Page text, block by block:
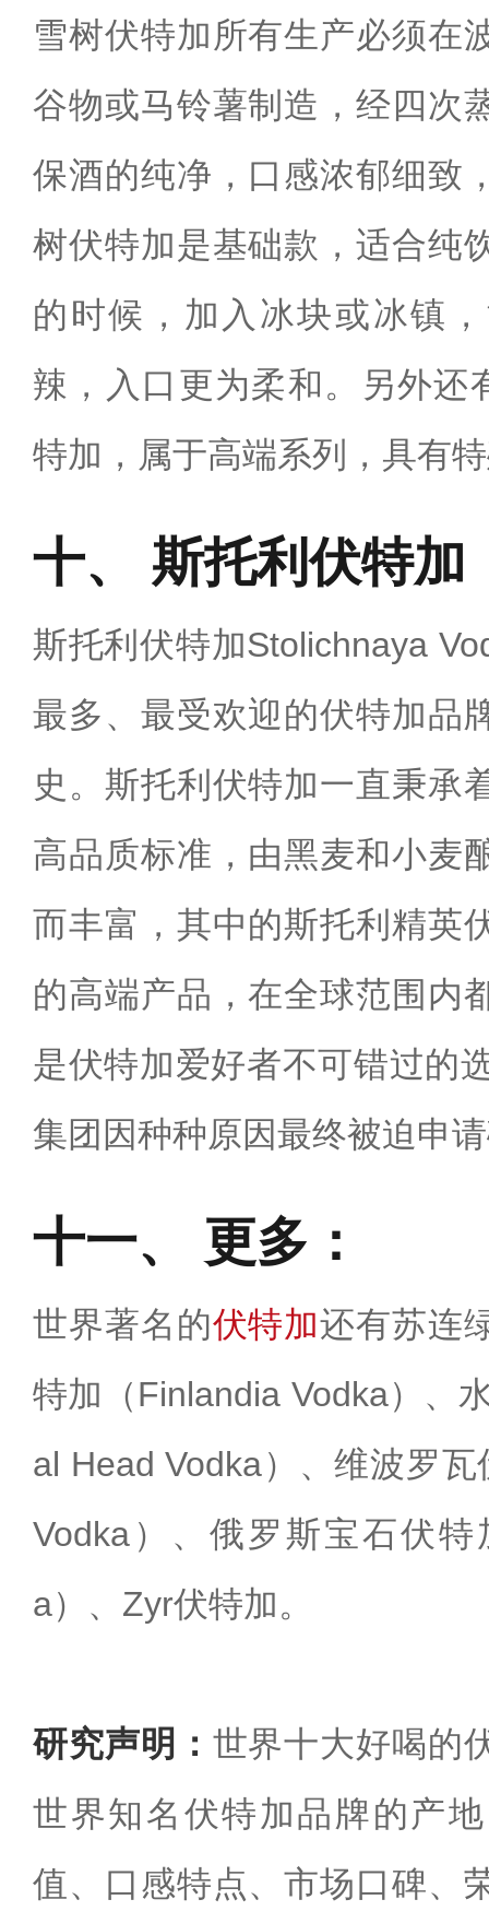
雪树伏特加所有生产必须在
谷物或马铃薯制造，经四次
保酒的纯净，口感浓郁细致
树伏特加是基础款，适合纯
的时候，加入冰块或冰镇
辣，入口更为柔和。另外还
特加，属于高端系列，具有
斯托利伏特加
斯托利伏特加Stolichnaya
最多、最受欢迎的伏特加品
史。斯托利伏特加一直秉承
高品质标准，由黑麦和小麦
而丰富，其中的斯托利精英
的高端产品，在全球范围内
是伏特加爱好者不可错过的
集团因种种原因最终被迫申
更多：
世界著名的伏特加还有苏连
特加（Finlandia Vodka）、
al Head Vodka）、维波罗
Vodka）、俄罗斯宝石伏特
a）、Zyr伏特加。
研究声明： 世界十大好喝的
世界知名伏特加品牌的产
值、口感特点、市场口碑、